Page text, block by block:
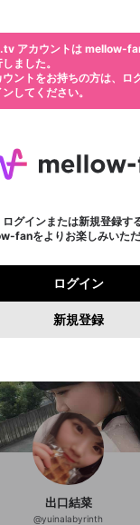
をすべて削除
え
ナ」です。 中学2年生の13才で
す(*´꒳`*)♪ よろしくお願いしま
山本望叶
出口結菜
@yuinalabyrinth
リストに追加
セル
画の公開は終了
OK
ファンレター
信者にファンレターを送
インを選んでメッセージ
デコレーションして、
機能は有料サービスです。
ファンレターを作成
示されている動画 (ライブ
プロード動画) をページのト
イトル横のメニューより設
リストを選択
ストを選択
りません。プレイリ
動画プレイリストがありま
閉じる
ントが不足して
ご確認くださ
ライバシーポリシーが
用するには変更後の内
約を確認しました。
確認しました
新規登録
メールアドレスで新規
または
Google
Yahoo! JAPAN
Appleでサインアップ
用規約・プライバシーポリ
する同意事項
に同意頂い
アカウント作成
からのお得な情報を
ログイン
メールアドレスでログ
または
Google
Yahoo! JAPAN
Appleでサインイン
用規約・プライバシーポリ
する同意事項
に同意頂い
ログイン
ログイン
忘れた方はこちら
をお持ちですか？アカウ
アカウントは mellow-
ました。
ントをお持ちの方は、ロ
してください。
ログインまたは新規登録す
fanをよりお楽しみいただ
ログイン
新規登録
ルアドレスを入力し、送
再設定する
ただいたメー
ード再設定用
い
OK
年 月
に変更できません。
た情報はサービスの
。
ご利用いただくには
登録
あとで登録
認証コードの入
の認証コードを入力して
ドメイン）が受信
認ください。
入力
の有効期限が
プレミアム会員に入会
ーザーとして
してください
現
害
行為
マルチ商法
配信設定
画禁止区域の配信
賊版ソフトの配信
については、利用規約に違
します。この機能をむや
反になります。
送信
サブスクシェ
アカウントをお持ちでな
アカウントを作成
が提供するコミュニティーサ
りません。Discordに関し
できません。Discordの仕様
提供が終了する可能性があり
ID連携に関する同意事項
は？